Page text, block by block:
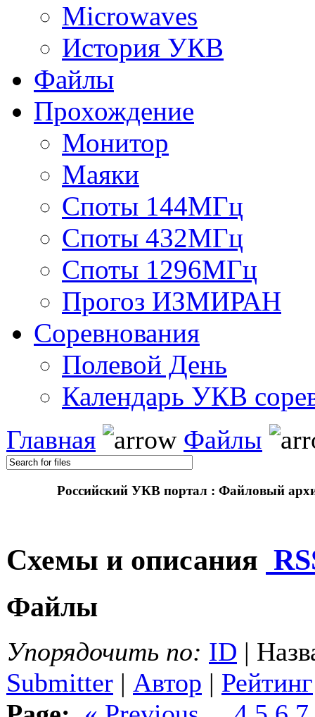
Microwaves
История УКВ
Файлы
Прохождение
Монитор
Маяки
Споты 144МГц
Споты 432МГц
Споты 1296МГц
Прогоз ИЗМИРАН
Соревнования
Полевой День
Календарь УКВ
Главная Файлы
Российский УКВ портал : Файловый
Схемы и описания
Файлы
Упорядочить по: ID |
Submitter | Автор | Рейтинг